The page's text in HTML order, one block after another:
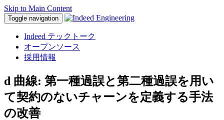
Skip to Main Content
Toggle navigation
Indeed テックトーク
オープンソース
採用情報
d 曲線: 第一種過誤と第二種過誤を用い
て契約のないチャーンを定義する手法
の改善